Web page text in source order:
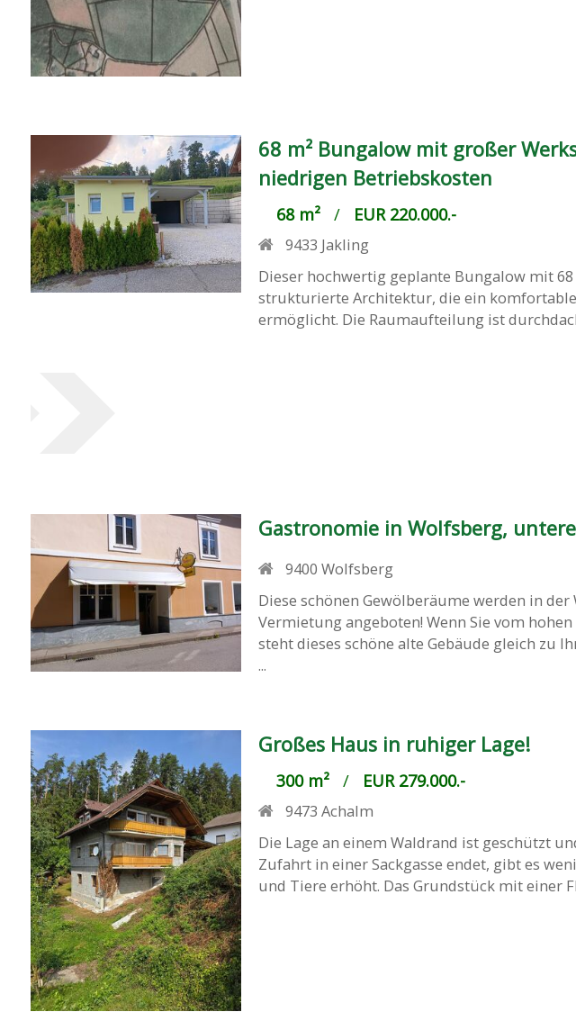
68 m² Bungalow mit großer
niedrigen Betriebskosten
68 m²/ EUR 220.000.-
9433 Jakling
Dieser hochwertig geplante Bungalow mit
strukturierte Architektur, die ein
ermöglicht. Die Raumaufteilung ist
Gastronomie in Wolfsberg,
9400 Wolfsberg
Diese schönen Gewölberäume werden in
Vermietung angeboten! Wenn Sie vom
steht dieses schöne alte Gebäude gleich zu
...
Großes Haus in ruhiger Lage!
300 m²/ EUR 279.000.-
9473 Achalm
Die Lage an einem Waldrand ist geschützt
Zufahrt in einer Sackgasse endet, gibt es
und Tiere erhöht. Das Grundstück mit einer